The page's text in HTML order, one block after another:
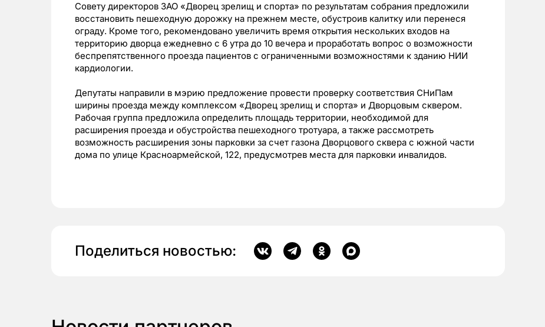
Совету директоров ЗАО «Дворец зрелищ и спорта» по результатам собрания предложили
восстановить пешеходную дорожку на прежнем месте, обустроив калитку или перенеся
ограду. Кроме того, рекомендовано увеличить время открытия нескольких входов на
территорию дворца ежедневно с 6 утра до 10 вечера и проработать вопрос о возможности
беспрепятственного проезда пациентов с ограниченными возможностями к зданию НИИ
кардиологии.
Депутаты направили в мэрию предложение провести проверку соответствия СНиПам
ширины проезда между комплексом «Дворец зрелищ и спорта» и Дворцовым сквером.
Рабочая группа предложила определить площадь территории, необходимой для
расширения проезда и обустройства пешеходного тротуара, а также рассмотреть
возможность расширения зоны парковки за счет газона Дворцового сквера с южной части
дома по улице Красноармейской, 122, предусмотрев места для парковки инвалидов.
Поделиться новостью: